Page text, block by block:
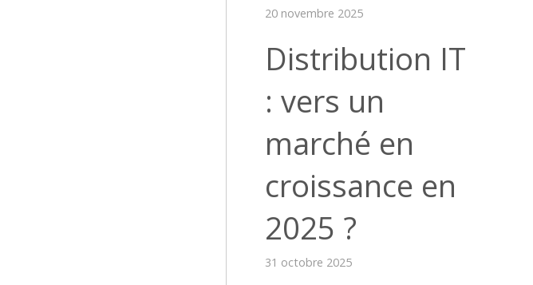
20 novembre 2025
Distribution IT
: vers un
marché en
croissance en
2025 ?
31 octobre 2025